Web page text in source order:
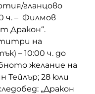
гланцово
ч. – Филмов
Дракон“.
на
– 10:00 ч. до
желание на
Тейлър; 28 юли
„Дракон